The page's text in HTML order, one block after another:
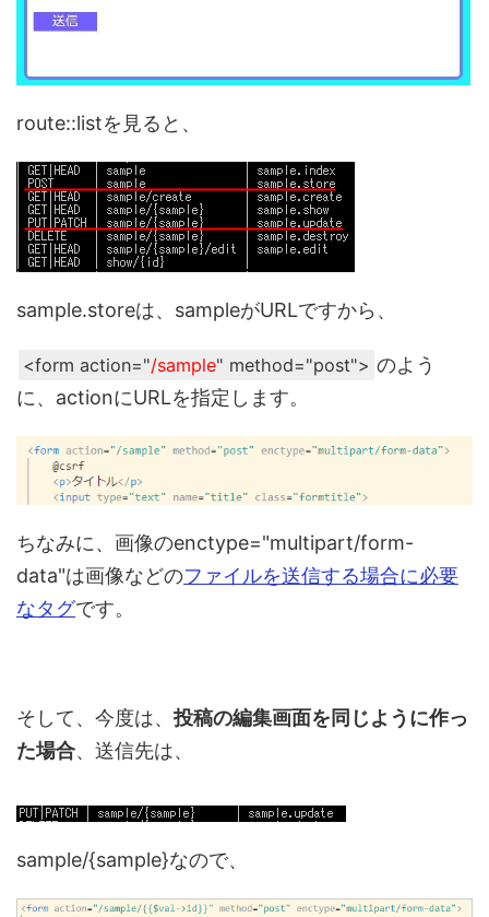
route::listを見ると、
sample.storeは、sampleがURLですから、
<form action="/sample" method="post"> のよう
に、actionにURLを指定します。
ちなみに、画像のenctype="multipart/form-
data"は画像などのファイルを送信する場合に必要
なタグです。
そして、今度は、投稿の編集画面を同じように作っ
た場合、送信先は、
sample/{sample}なので、